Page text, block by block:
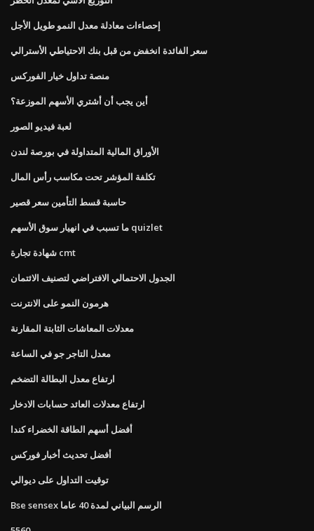
إحصاءات معادلة معدل النمو طويل الأجل
سعر الفائدة انخفض من قبل بنك الاحتياطي الأسترالي
منصة تداول خيار الفوركس
أين يجب أن أشتري الأسهم الموزعة؟
لعبة فيديو الصور
الأوراق المالية المتداولة في بورصة لندن
تكلفة المؤشر تحت مكاسب رأس المال
حاسبة قسط التأمين سعر قصير
ما تسبب في انهيار سوق الأسهم quizlet
شهادة تجارة cmt
الجدول الاحتمالي الافتراضي لتصنيف الائتمان
هرمون النمو على الانترنت
معدلات المعاشات الثابتة المقارنة
معدل التاجر جو في الساعة
ارتفاع معدل البطالة التضخم
ارتفاع معدلات العائد حسابات الادخار
أفضل أسهم الطاقة الخضراء كندا
أفضل تحديث أخبار فوركس
توقيت التداول على ديوالي
Bse sensex الرسم البياني لمدة 40 عاما